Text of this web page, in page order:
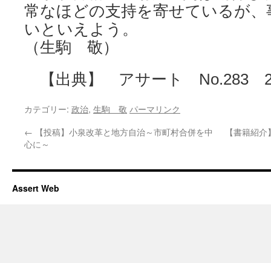
常なほどの支持を寄せているが
いといえよう。
（生駒 敬）
【出典】 アサート No.283
カテゴリー: 政治, 生駒 敬 パーマリンク
← 【投稿】小泉改革と地方自治～市町村合併を中
心に～
【書籍紹
Assert Web